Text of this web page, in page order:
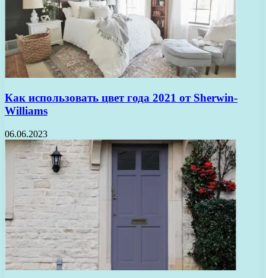
Как использовать цвет года 2021 от Sherwin-
Williams
06.06.2023